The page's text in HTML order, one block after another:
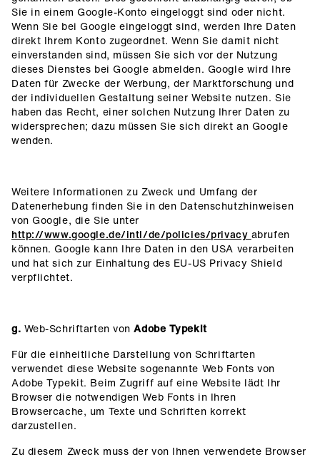
Sie in einem Google-Konto eingeloggt sind oder nicht.
Wenn Sie bei Google eingeloggt sind, werden Ihre Daten
direkt Ihrem Konto zugeordnet. Wenn Sie damit nicht
einverstanden sind, müssen Sie sich vor der Nutzung
dieses Dienstes bei Google abmelden. Google wird Ihre
Daten für Zwecke der Werbung, der Marktforschung und
der individuellen Gestaltung seiner Website nutzen. Sie
haben das Recht, einer solchen Nutzung Ihrer Daten zu
widersprechen; dazu müssen Sie sich direkt an Google
wenden.
Weitere Informationen zu Zweck und Umfang der
Datenerhebung finden Sie in den Datenschutzhinweisen
von Google, die Sie unter
http://www.google.de/intl/de/policies/privacy abrufen
können. Google kann Ihre Daten in den USA verarbeiten
und hat sich zur Einhaltung des EU-US Privacy Shield
verpflichtet.
g. Web-Schriftarten vonAdobe Typekit
Für die einheitliche Darstellung von Schriftarten
verwendet diese Website sogenannte Web Fonts von
Adobe Typekit. Beim Zugriff auf eine Website lädt Ihr
Browser die notwendigen Web Fonts in Ihren
Browsercache, um Texte und Schriften korrekt
darzustellen.
Zu diesem Zweck muss der von Ihnen verwendete Browser